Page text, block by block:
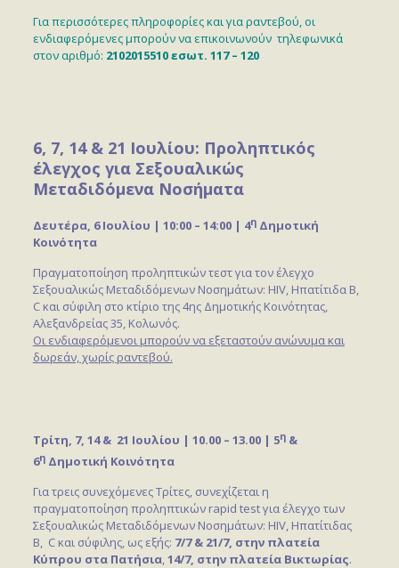
Για περισσότερες πληροφορίες και για ραντεβού, οι
ενδιαφερόμενες μπορούν να επικοινωνούν τηλεφωνικά
στον αριθμό: 2102015510 εσωτ. 117 – 120
6, 7, 14 & 21 Ιουλίου: Προληπτικός
έλεγχος για Σεξουαλικώς
Μεταδιδόμενα Νοσήματα
Δευτέρα, 6 Ιουλίου | 10:00 – 14:00 | 4ηΔημοτική
Κοινότητα
Πραγματοποίηση προληπτικών τεστ για τον έλεγχο
Σεξουαλικώς Μεταδιδόμενων Νοσημάτων: HIV, Hπατίτιδα Β,
C και σύφιλη στο κτίριο της 4ης Δημοτικής Κοινότητας,
Αλεξανδρείας 35, Κολωνός.
Οι ενδιαφερόμενοι μπορούν να εξεταστούν ανώνυμα και
δωρεάν, χωρίς ραντεβού.
Τρίτη, 7, 14 & 21 Ιουλίου | 10.00 – 13.00 | 5η&
6ηΔημοτική Κοινότητα
Για τρεις συνεχόμενες Τρίτες, συνεχίζεται η
πραγματοποίηση προληπτικών rapid test για έλεγχο των
Σεξουαλικώς Μεταδιδόμενων Νοσημάτων: HIV, Hπατίτιδας
Β, C και σύφιλης, ως εξής: 7/7 & 21/7, στην πλατεία
Κύπρου στα Πατήσια,14/7, στην πλατεία Βικτωρίας.